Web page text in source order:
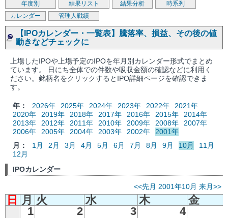
年度別
結果リスト 結果分析
時系列
カレンダー
管理人戦績
【IPOカレンダー・一覧表】騰落率、損益、その後の値
動きなどチェックに
上場したIPOや上場予定のIPOを年月別カレンダー形式でまとめ
ています。 日にち全体での件数や吸収金額の確認などに利用く
ださい。銘柄名をクリックするとIPO詳細ページを確認できま
す。
年： 2026年 2025年 2024年 2023年 2022年
2021年
2020年
2019年 2018年 2017年 2016年 2015年
2014年
2013年
2012年 2011年 2010年 2009年 2008年
2007年
2006年
2005年 2004年 2003年 2002年
2001年
月：
1月 2月 3月 4月 5月 6月 7月 8月 9月 10月
11月
12月
IPOカレンダー
<<先月 2001年10月 来月>>
日 月 火 水 木
金
1
2 3
4